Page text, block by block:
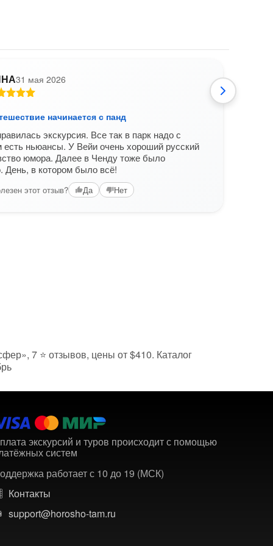
31 мая 2026
начинается с панд
экскурсия. Все так в парк надо с
есть ньюансы. У Вейи очень хороший русский
юмора. Далее в Ченду тоже было
День, в котором было всё!
этот отзыв? Да Нет
7 ⭐ отзывов, цены от $410. Каталог
экскурсий и туров происходит с помощью
систем
работает с 10 до 19 (МСК)
Контакты
support@horosho-tam.ru